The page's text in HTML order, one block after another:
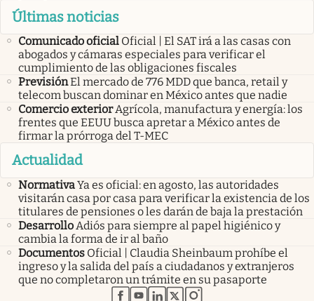
Últimas noticias
Comunicado oficial Oficial | El SAT irá a las casas con
abogados y cámaras especiales para verificar el
cumplimiento de las obligaciones fiscales
PrevisiónEl mercado de 776 MDD que banca, retail y
telecom buscan dominar en México antes que nadie
Comercio exteriorAgrícola, manufactura y energía: los
frentes que EEUU busca apretar a México antes de
firmar la prórroga del T-MEC
Actualidad
NormativaYa es oficial: en agosto, las autoridades
visitarán casa por casa para verificar la existencia de los
titulares de pensiones o les darán de baja la prestación
Desarrollo Adiós para siempre al papel higiénico y
cambia la forma de ir al baño
Documentos Oficial | Claudia Sheinbaum prohíbe el
ingreso y la salida del país a ciudadanos y extranjeros
que no completaron un trámite en su pasaporte
abre en nueva pestaña
abre en nueva pestaña
abre en nueva pestaña
abre en nueva pestaña
abre en nueva pestaña